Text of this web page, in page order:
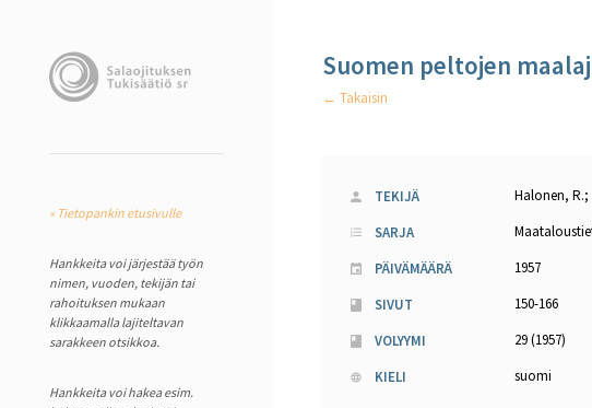
« Tietopankin etusivulle
Hankkeita voi järjestää työn
nimen, vuoden, tekijän tai
rahoituksen mukaan
klikkaamalla lajiteltavan
sarakkeen otsikkoa.
Hankkeita voi hakea esim.
Suomen peltojen
← Takaisin
TEKIJÄ
Halonen, R.;
SARJA
PÄIVÄMÄÄRÄ
1957
SIVUT
150-166
VOLYYMI
29 (1957)
KIELI
suomi